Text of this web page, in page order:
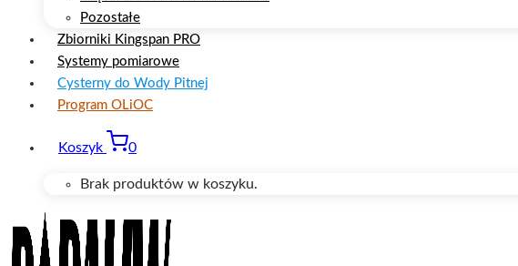
Pozostałe
Zbiorniki Kingspan PRO
Systemy pomiarowe
Cysterny do Wody Pitnej
Program OLiOC
Koszyk 0
Brak produktów w koszyku.